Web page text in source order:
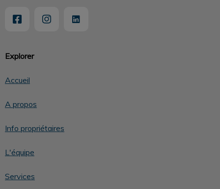
Explorer
Accueil
A propos
Info propriétaires
L'équipe
Services